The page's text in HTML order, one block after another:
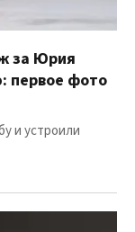
за Юрия
первое фото
и устроили